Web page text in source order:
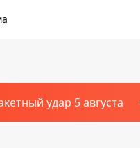
удар 5 августа